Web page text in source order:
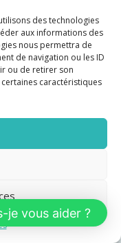
des technologies
aux informations des
nous permettra de
de navigation ou les ID
ou de retirer son
caractéristiques
je vous aider ?